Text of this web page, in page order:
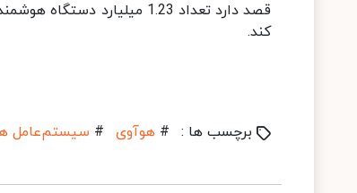
کند.
برچسب ها : # هوآوی # سیستم‌عامل